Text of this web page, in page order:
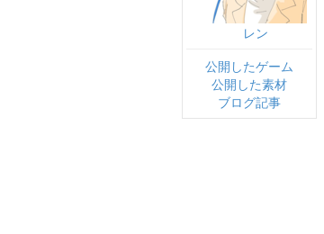
レン
公開したゲーム
公開した素材
ブログ記事